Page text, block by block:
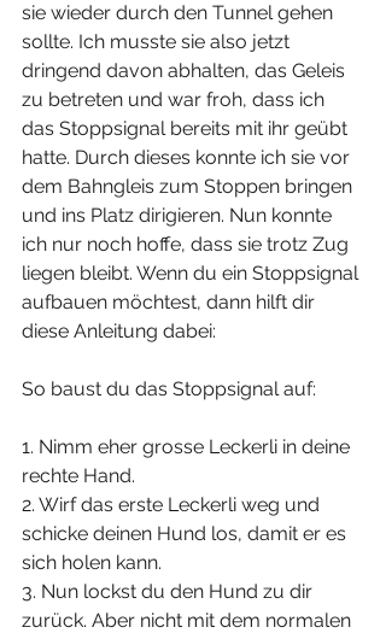
sie wieder durch den Tunnel gehen
sollte. Ich musste sie also jetzt
dringend davon abhalten, das Geleis
zu betreten und war froh, dass ich
das Stoppsignal bereits mit ihr geübt
hatte. Durch dieses konnte ich sie vor
dem Bahngleis zum Stoppen bringen
und ins Platz dirigieren. Nun konnte
ich nur noch hoffe, dass sie trotz Zug
liegen bleibt. Wenn du ein Stoppsignal
aufbauen möchtest, dann hilft dir
diese Anleitung dabei:
So baust du das Stoppsignal auf:
1. Nimm eher grosse Leckerli in deine
rechte Hand.
2. Wirf das erste Leckerli weg und
schicke deinen Hund los, damit er es
sich holen kann.
3. Nun lockst du den Hund zu dir
zurück. Aber nicht mit dem normalen